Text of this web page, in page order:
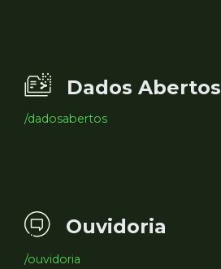
Dados Abertos
/dadosabertos
Ouvidoria
/ouvidoria